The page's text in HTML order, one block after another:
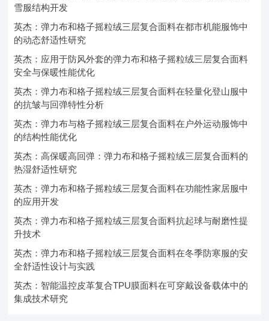
雪服结构开发
英杰：弹力布和格子摇粒绒三层复合面料在都市机能服饰中
的动态舒适性研究
英杰：应用于防风外套的弹力布和格子摇粒绒三层复合面料
安全与保暖性能优化
英杰：弹力布和格子摇粒绒三层复合面料在轻量化登山服中
的抗皱与回弹特性分析
英杰：弹力布与格子摇粒绒三层复合面料在户外运动服饰中
的结构性能优化
英杰：高保暖高回弹：弹力布和格子摇粒绒三层复合面料的
热湿舒适性研究
英杰：弹力布和格子摇粒绒三层复合面料在功能性家居服中
的应用开发
英杰：弹力布和格子摇粒绒三层复合面料抗起球与耐磨性提
升技术
英杰：弹力布和格子摇粒绒三层复合面料在冬季防寒服的安
全舒适性设计与实践
英杰：智能温控皮革复合TPU膜面料在可穿戴设备载体中的
集成技术研究